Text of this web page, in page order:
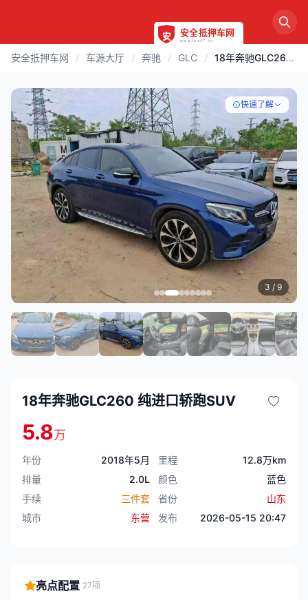
安全抵押车网 / 车源大厅 / 奔驰 / GLC / 18年奔驰GLC260 纯进口轿跑SUV
快速了解
3 / 9
18年奔驰GLC260 纯进口轿跑SUV
5.8万
年份 2018年5月 里程
12.8万km
排量
2.0L 颜色
蓝色
手续
三件套 省份
山东
城市
东营 发布 2026-05-15 20:47
亮点配置 27项